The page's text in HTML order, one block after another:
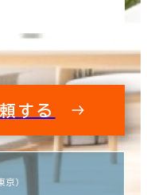
する
京）